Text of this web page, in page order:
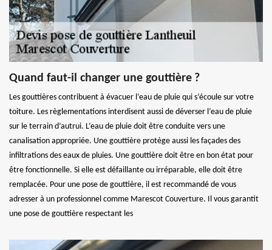
Quand faut-il changer une gouttière ?
Les gouttières contribuent à évacuer l’eau de pluie qui s’écoule sur votre
toiture. Les règlementations interdisent aussi de déverser l’eau de pluie
sur le terrain d’autrui. L’eau de pluie doit être conduite vers une
canalisation appropriée. Une gouttière protège aussi les façades des
infiltrations des eaux de pluies. Une gouttière doit être en bon état pour
être fonctionnelle. Si elle est défaillante ou irréparable, elle doit être
remplacée. Pour une pose de gouttière, il est recommandé de vous
adresser à un professionnel comme Marescot Couverture. Il vous garantit
une pose de gouttière respectant les